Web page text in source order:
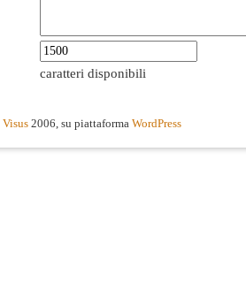
caratteri disponibili
Visus 2006, su piattaforma WordPress